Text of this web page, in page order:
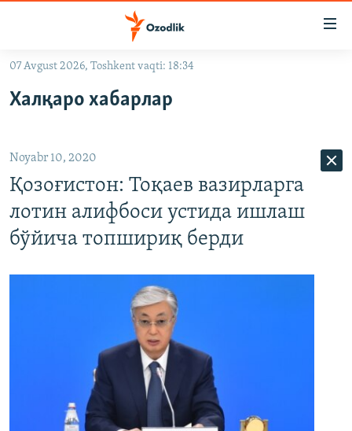
Асосий
навигацияга
Қидиришга
ўтинг
OZODVIDEO
На русском
ИЖТИМОИЙ ТАРМОҚЛАР
Озодлик бошқа тилларда
07 Avgust 2026, Toshkent vaqti: 18:34
Халқаро хабарлар
Noyabr 10, 2020
Қозоғистон: Тоқаев вазирларга
лотин алифбоси устида ишлаш
бўйича топшириқ берди